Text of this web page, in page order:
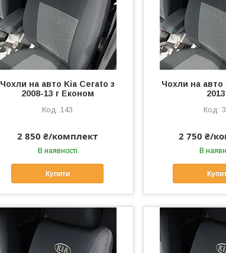
Чохли на авто Kia Cerato з
2008-13 г Економ
143
2 850 ₴/комплект
В наявності
Купити
Чохли на авто
2 750 ₴/
В